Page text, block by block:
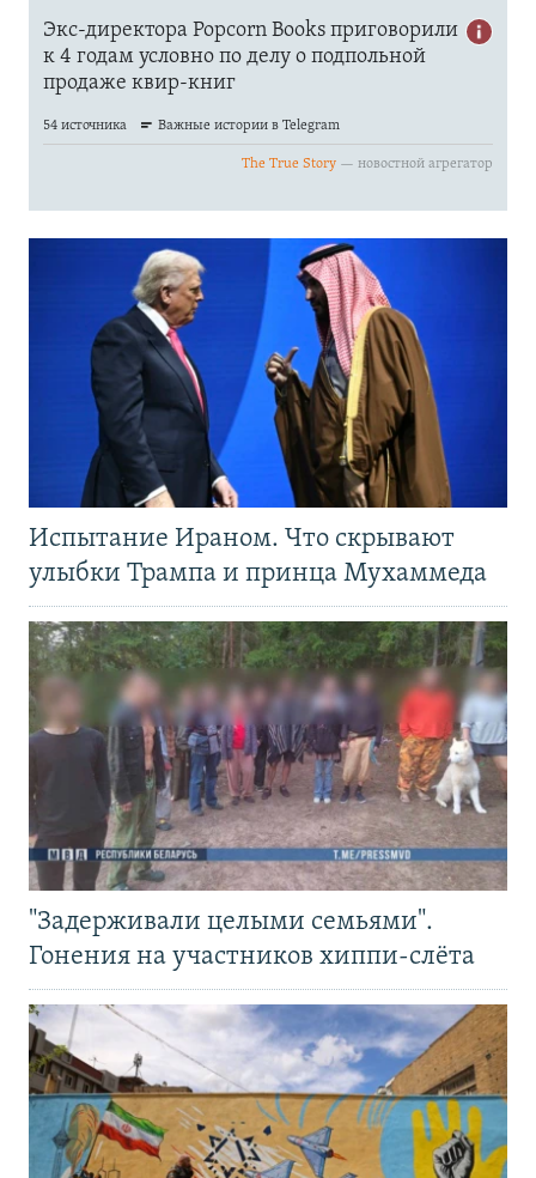
Испытание Ираном. Что скрывают
улыбки Трампа и принца Мухаммеда
"Задерживали целыми семьями".
Гонения на участников хиппи-слёта